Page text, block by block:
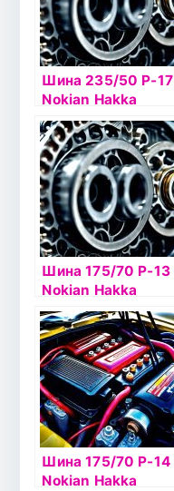
Шина 235/50 Р-17
Nokian Hakka
Blue2 XL 100V б/к
Шина 175/70 Р-13
Nokian Hakka
Green2 82Т б/к
Шина 175/70 Р-14
Nokian Hakka